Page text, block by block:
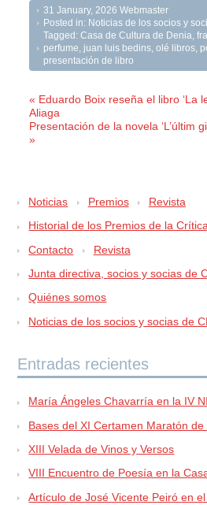
31 January, 2026 Webmaster
Posted in: Noticias de los socios y
Tagged:Casa de Cultura de Denia ,
perfume
juan luis bedins ,olé libros
presentación de libro
« Eduardo Boix reseña el libro ‘La
Aliaga
Presentación de la novela ‘L’últim
»
Noticias Premios
Revista
Historial de los Premios de la
Contacto
Revista
Junta directiva, socios y socias de
Quiénes somos
Noticias de los socios y socias de
Entradas recientes
María Ángeles Chavarría en la IV
Bases del XI Certamen Maratón
XIII Velada de Vinos y Versos
VIII Encuentro de Poesía en la
Artículo de José Vicente Peiró en el